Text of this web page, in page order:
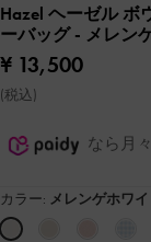
Hazel ヘーゼル ボ
ーバッグ- メレン
¥ 13,500
(税込)
なら月
カラー: メレンゲホワイ